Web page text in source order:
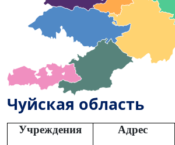
Чуйская область
Учреждения Адрес